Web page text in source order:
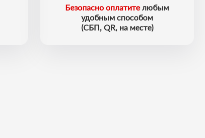
Безопасно оплатителюбым
удобным способом
(СБП, QR, на месте)